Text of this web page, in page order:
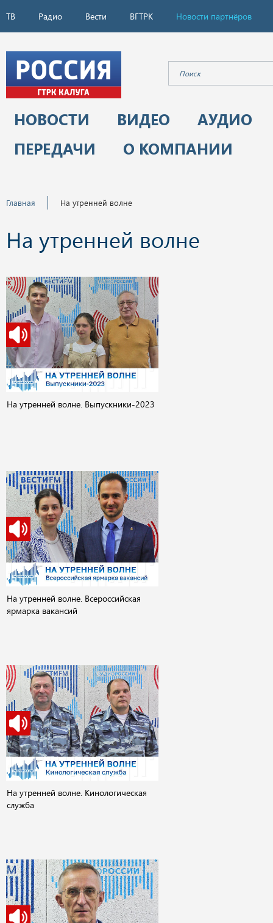
ТВ Радио Вести ВГТРК Новости партнёров
НОВОСТИ ВИДЕО
АУДИО
ПЕРЕДАЧИ
О КОМПАНИИ
Главная На утренней волне
На утренней волне
На утренней волне. Выпускники-2023
На утренней волне. Всероссийская
ярмарка вакансий
На утренней волне. Кинологическая
служба